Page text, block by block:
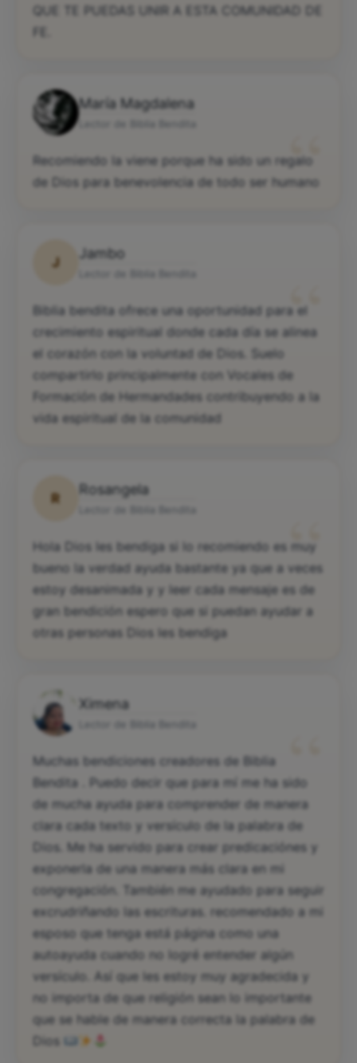
QUE TE PUEDAS UNIR A ESTA COMUNIDAD DE
María Magdalena
“
Recomiendo la viene porque ha sido un regalo
de Dios para benevolencia de todo ser humano
J
Jambo
“
Biblia bendita ofrece una oportunidad para el
crecimiento espiritual donde cada día se alinea
el corazón con la voluntad de Dios. Suelo
compartirlo principalmente con Vocales de
Formación de Hermandades contribuyendo a la
vida espiritual de la comunidad
R
Rosangela
“
Hola Dios les bendiga si lo recomiendo es muy
bueno la verdad ayuda bastante ya que a veces
estoy desanimada y y leer cada mensaje es de
gran bendición espero que si puedan ayudar a
otras personas Dios les bendiga
Ximena
“
Muchas bendiciones creadores de Biblia
Bendita . Puedo decir que para mí me ha sido
de mucha ayuda para comprender de manera
clara cada texto y versículo de la palabra de
Dios. Me ha servido para crear predicaciónes y
exponerla de una manera más clara en mi
congregación. También me ayudado para seguir
excrudriñando las escrituras. recomendado a mi
esposo que tenga está página como una
autoayuda cuando no logré entender algún
versículo. Así que les estoy muy agradecida y
no importa de que religión sean lo importante
que se hable de manera correcta la palabra de
Dios